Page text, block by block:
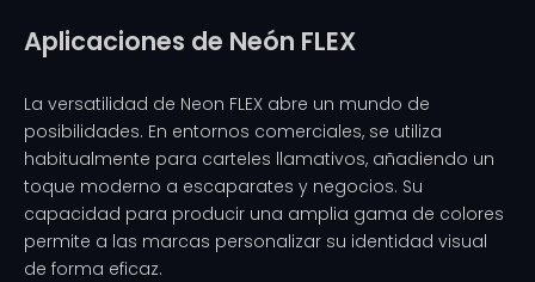
Aplicaciones de Neón FLEX
La versatilidad de Neon FLEX abre un mundo de
posibilidades. En entornos comerciales, se utiliza
habitualmente para carteles llamativos, añadiendo un
toque moderno a escaparates y negocios. Su
capacidad para producir una amplia gama de colores
permite a las marcas personalizar su identidad visual
de forma eficaz.